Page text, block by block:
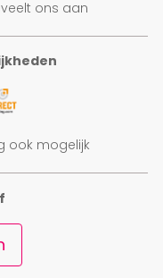
ook mogelijk
ons aan